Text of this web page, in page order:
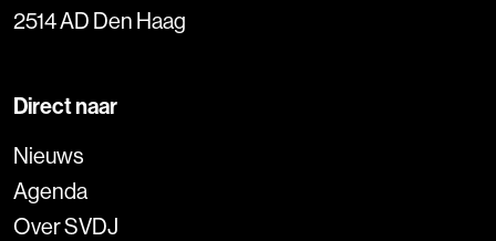
2514 AD Den Haag
Direct naar
Nieuws
Agenda
Over SVDJ